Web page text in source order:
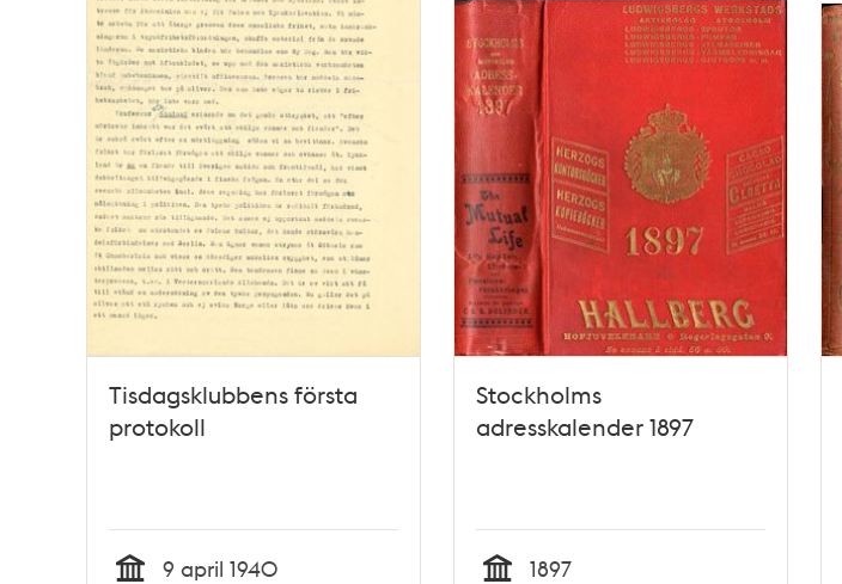
Tisdagsklubbens första
protokoll
9 april 1940
Stockholms
adresskalender 1897
1897